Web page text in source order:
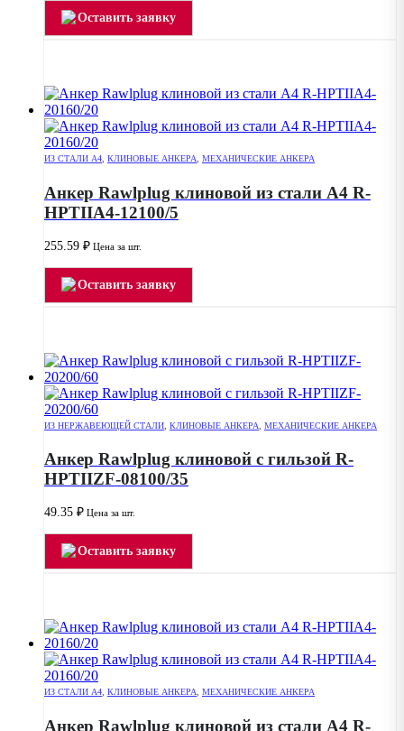
Оставить заявку
ИЗ СТАЛИ А4 КЛИНОВЫЕ АНКЕРА МЕХАНИЧЕСКИЕ АНКЕРА
Анкер Rawlplug клиновой из стали А4 R-
HPTIIA4-12100/5
255.59 ₽ Цена за шт.
Оставить заявку
ИЗ НЕРЖАВЕЮЩЕЙ СТАЛИ КЛИНОВЫЕ АНКЕРА МЕХАНИЧЕСКИЕ АНКЕРА
Анкер Rawlplug клиновой с гильзой R-
HPTIIZF-08100/35
49.35 ₽ Цена за шт.
Оставить заявку
ИЗ СТАЛИ А4 КЛИНОВЫЕ АНКЕРА МЕХАНИЧЕСКИЕ АНКЕРА
Анкер Rawlplug клиновой из стали А4 R-